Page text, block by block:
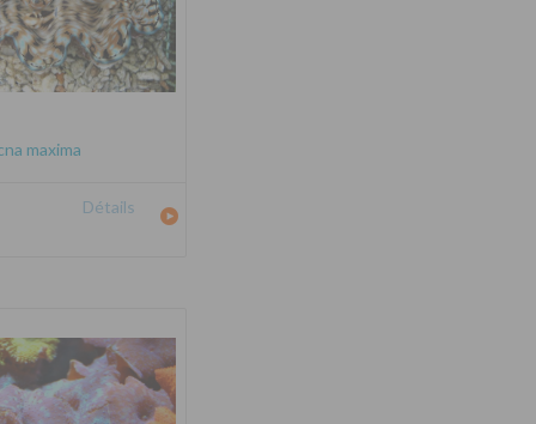
maxima
Détails